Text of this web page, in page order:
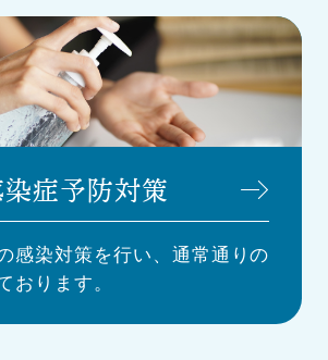
症予防対策
感染対策を行い、通常通りの
おります。